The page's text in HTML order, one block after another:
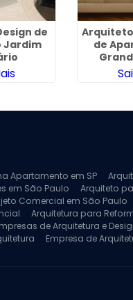
de
Jardim
de
Apartamento em SP
em São Paulo
Arquiteto
Comercial em São Paulo
Arquitetura para
de Arquitetura e
Empresa de